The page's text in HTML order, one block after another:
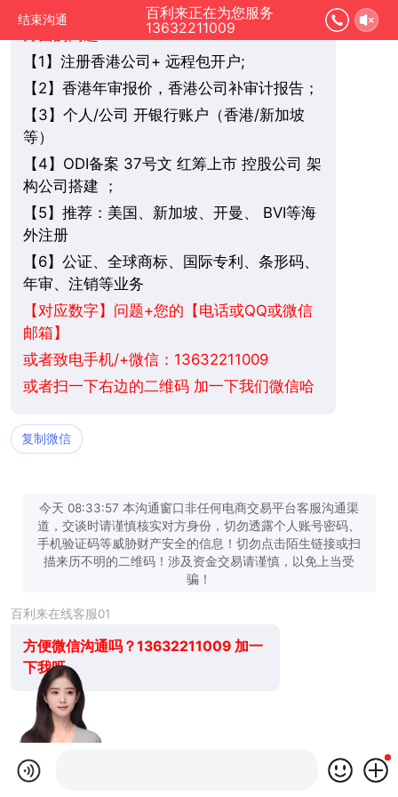
结束沟通
百利来正在为您服务
13632211009
您好，我是在线人工客服，您是想要了解哪
【 1】注册香港公司+ 远程包开户;
【 2】香港年审报价，香港公司补审计报告；
【 3】个人/公司 开银行账户（香港/新加坡
等）
【 4】ODI备案 37号文 红筹上市 控股公司 架
构公司搭建 ；
【 5】推荐：美国、新加坡、 开曼、 BVI等海
外注册
【 6】公证、全球商标、国际专利、条形码、
年审、注销等业务
【对应数字】问题+您的【电话或QQ或微信
邮箱】
或者致电手机/+微信：13632211009
或者扫一下右边的二维码 加一下我们微信哈
复制微信
今天 08:33:57 本沟通窗口非任何电商交易平台客服沟通渠
道，交谈时请谨慎核实对方身份，切勿透露个人账号密码、
手机验证码等威胁财产安全的信息！切勿点击陌生链接或扫
描来历不明的二维码！涉及资金交易请谨慎，以免上当受
骗！
百利来在线客服01
方便微信沟通吗？13632211009 加一
下我呀